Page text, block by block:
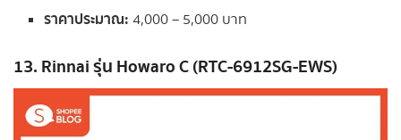
ราคาประมาณ: 4,000 – 5,000 บาท
13. Rinnai รุ่น Howaro C (RTC-6912SG-EWS)